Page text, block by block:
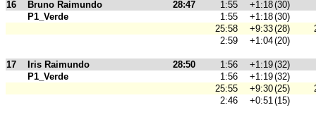
16 Bruno Raimundo 28:47 1:55 +1:18(30)
P1_Verde
1:55 +1:18(30)
25:58
+9:33(28)
2:59
+1:04(20)
17 Iris Raimundo 28:50 1:56 +1:19(32)
P1_Verde
1:56 +1:19(32)
25:55
+9:30(25)
2:46
+0:51(15)